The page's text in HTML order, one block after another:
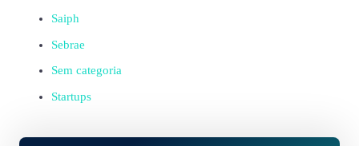
Saiph
Sebrae
Sem categoria
Startups